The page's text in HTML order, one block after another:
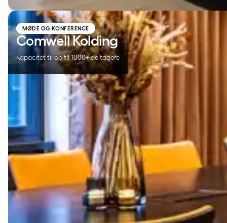
MØDE OG KONFERENCE
Comwell Kolding
Kapacitet til op til 1000+ deltagere
Comwell Kolding